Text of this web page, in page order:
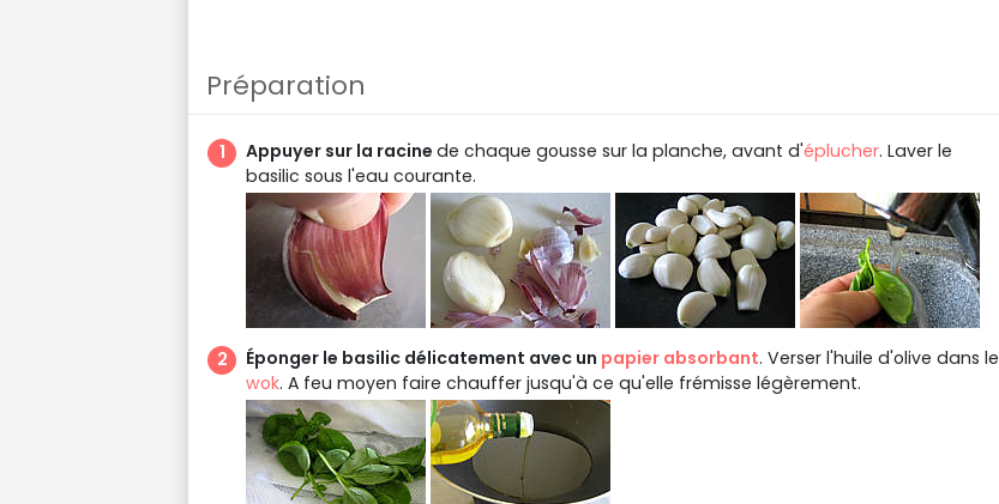
Préparation
Appuyer sur la racine de chaque gousse sur la planche, avant d'éplucher. Laver le
basilic sous l'eau courante.
Éponger le basilic délicatement avec un papier absorbant. Verser l'huile d'olive dans le
wok. A feu moyen faire chauffer jusqu'à ce qu'elle frémisse légèrement.